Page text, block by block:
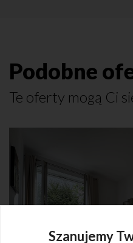
Podobne
Te oferty mogą Ci
Szanujemy